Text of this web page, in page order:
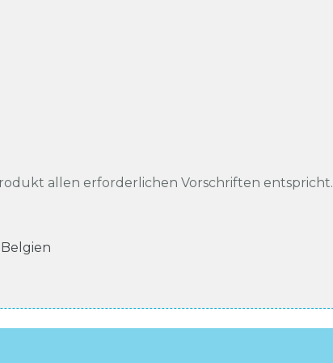
allen erforderlichen Vorschriften entspricht.
Belgien